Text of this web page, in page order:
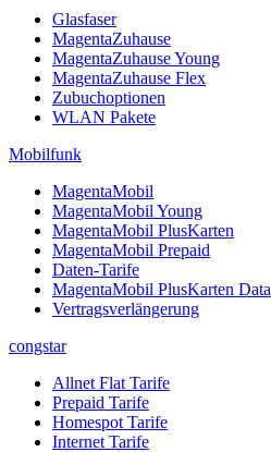
Glasfaser
MagentaZuhause
MagentaZuhause Young
MagentaZuhause Flex
Zubuchoptionen
WLAN Pakete
Mobilfunk
MagentaMobil
MagentaMobil Young
MagentaMobil PlusKarten
MagentaMobil Prepaid
Daten-Tarife
MagentaMobil PlusKarten Data
Vertragsverlängerung
congstar
Allnet Flat Tarife
Prepaid Tarife
Homespot Tarife
Internet Tarife